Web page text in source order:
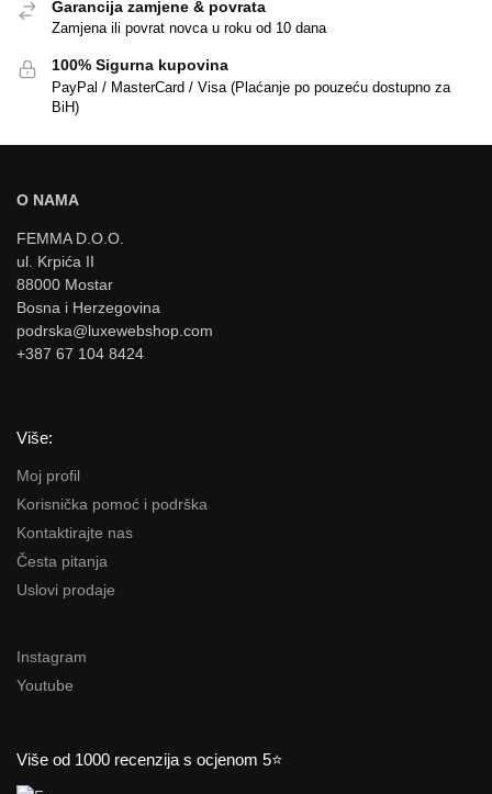
Garancija zamjene & povrata
Zamjena ili povrat novca u roku od 10 dana
100% Sigurna kupovina
PayPal / MasterCard / Visa (Plaćanje po pouzeću dostupno za
BiH)
O NAMA
FEMMA D.O.O.
ul. Krpića II
88000 Mostar
Bosna i Herzegovina
podrska@luxewebshop.com
+387 67 104 8424
Više:
Moj profil
Korisnička pomoć i podrška
Kontaktirajte nas
Česta pitanja
Uslovi prodaje
Instagram
Youtube
Više od 1000 recenzija s ocjenom 5⭐